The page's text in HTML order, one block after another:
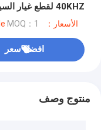
40KHZ لقطع غيار السيارات
الأسعار：negotiable MOQ：1
افضل سعر
منتوج وصف